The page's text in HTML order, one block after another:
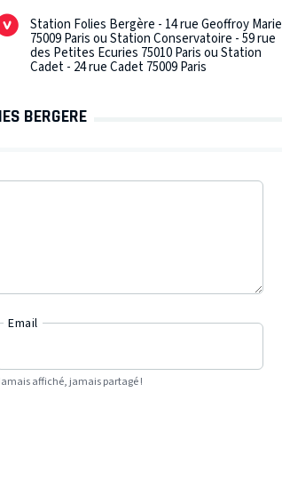
Station Folies Bergère - 14 rue Geoffroy Marie
75009 Paris ou Station Conservatoire - 59 rue
des Petites Ecuries 75010 Paris ou Station
Cadet - 24 rue Cadet 75009 Paris
BERGERE
Email
affiché, jamais partagé !